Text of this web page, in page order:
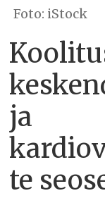
Foto: iStock
ja
te